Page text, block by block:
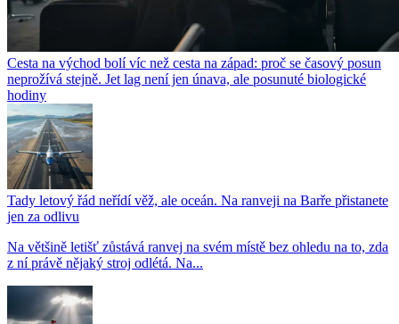
Cesta na východ bolí víc než cesta na západ: proč se časový posun
neprožívá stejně. Jet lag není jen únava, ale posunuté biologické
hodiny
Tady letový řád neřídí věž, ale oceán. Na ranveji na Barře přistanete
jen za odlivu
Na většině letišť zůstává ranvej na svém místě bez ohledu na to, zda
z ní právě nějaký stroj odlétá. Na...